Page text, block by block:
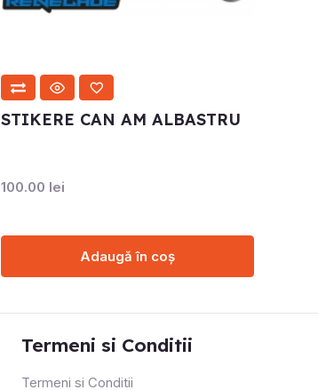
STIKERE CAN AM ALBASTRU
100.00 lei
Adaugă în coș
Termeni si Conditii
Termeni si Conditii